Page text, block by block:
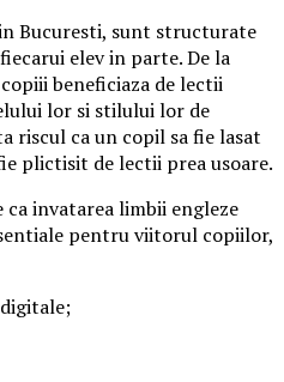
Bucuresti, sunt structurate
elev in parte. De la
beneficiaza de lectii
lor si stilului lor de
riscul ca un copil sa fie lasat
plictisit de lectii prea usoare.
invatarea limbii engleze
pentru viitorul copiilor,